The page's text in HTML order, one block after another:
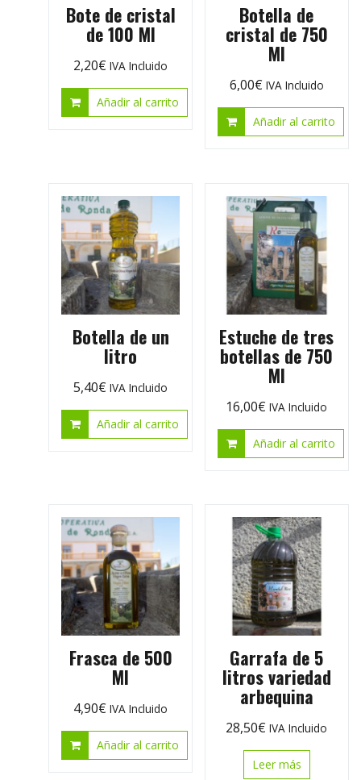
Bote de cristal
de 100 Ml
2,20€ IVA Incluido
Añadir al carrito
Botella de
cristal de 750
Ml
6,00€ IVA Incluido
Añadir al carrito
Botella de un
litro
5,40€ IVA Incluido
Añadir al carrito
Estuche de tres
botellas de 750
Ml
16,00€ IVA Incluido
Añadir al carrito
Frasca de 500
Ml
4,90€ IVA Incluido
Añadir al carrito
Garrafa de 5
litros variedad
arbequina
28,50€ IVA Incluido
Leer más